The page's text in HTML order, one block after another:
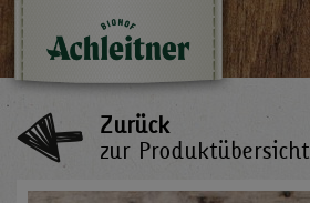
Zurück
zur Produktübersicht